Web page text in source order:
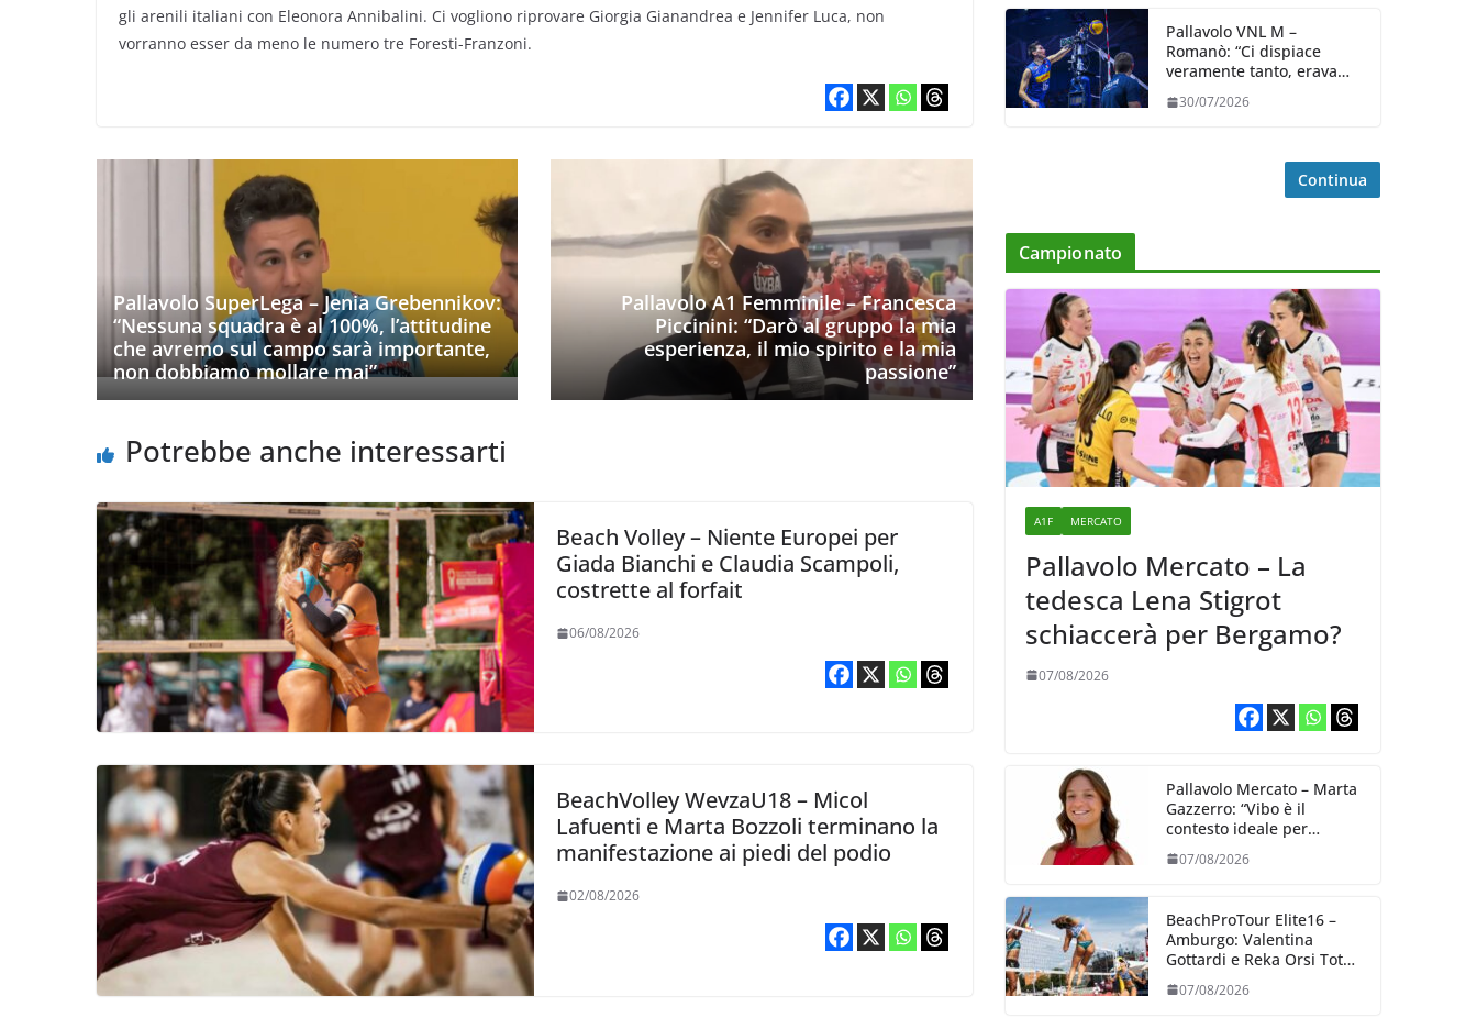
gli arenili italiani con Eleonora Annibalini. Ci vogliono riprovare Giorgia Gianandrea e Jennifer Luca, non
vorranno esser da meno le numero tre Foresti-Franzoni.
Pallavolo SuperLega – Jenia Grebennikov:
“Nessuna squadra è al 100%, l’attitudine
che avremo sul campo sarà importante,
non dobbiamo mollare mai”
Pallavolo A1 Femminile – Francesca
Piccinini: “Darò al gruppo la mia
esperienza, il mio spirito e la mia
passione”
Potrebbe anche interessarti
Beach Volley – Niente Europei per
Giada Bianchi e Claudia Scampoli,
costrette al forfait
06/08/2026
BeachVolley WevzaU18 – Micol
Lafuenti e Marta Bozzoli terminano la
manifestazione ai piedi del podio
02/08/2026
Pallavolo VNL M –
Romanò: “Ci dispiace
veramente tanto, eravamo
impareremo”
30/07/2026
Continua
Campionato
A1F MERCATO
Pallavolo Mercato – La
tedesca Lena Stigrot
schiaccerà per Bergamo?
07/08/2026
Pallavolo Mercato – Marta
Gazzerro: “Vibo è il
contesto ideale per
crescere e mettermi alla
prova”
07/08/2026
BeachProTour Elite16 –
Amburgo: Valentina
Gottardi e Reka Orsi Toth
partenza lanciata
07/08/2026